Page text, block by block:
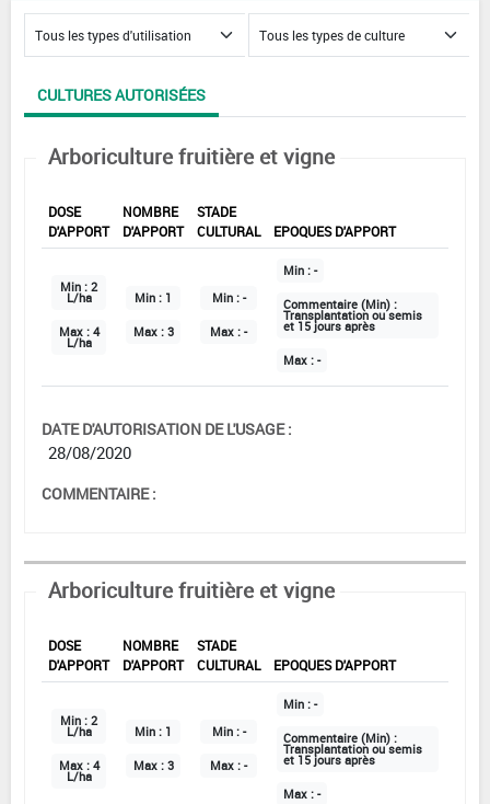
CULTURES AUTORISÉES
Arboriculture fruitière et vigne
DOSE
D'APPORT
NOMBRE
D'APPORT
STADE
CULTURAL
EPOQUES D'APPORT
Min : 2
L/ha
Max : 4
L/ha
Min : 1
Max : 3
Min : -
Max : -
Min : -
Commentaire (Min) :
Transplantation ou semis
et 15 jours après
Max : -
DATE D'AUTORISATION DE L'USAGE :
28/08/2020
COMMENTAIRE :
Arboriculture fruitière et vigne
DOSE
D'APPORT
NOMBRE
D'APPORT
STADE
CULTURAL
EPOQUES D'APPORT
Min : 2
L/ha
Max : 4
L/ha
Min : 1
Max : 3
Min : -
Max : -
Min : -
Commentaire (Min) :
Transplantation ou semis
et 15 jours après
Max : -